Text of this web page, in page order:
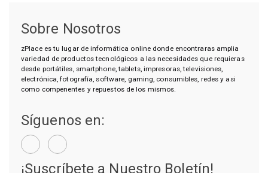
Sobre Nosotros
zPlace es tu lugar de informática online donde encontraras amplia
variedad de productos tecnológicos a las necesidades que requieras
desde portátiles, smartphone, tablets, impresoras, televisiones,
electrónica, fotografía, software, gaming, consumibles, redes y asi
como compenentes y repuestos de los mismos.
Síguenos en:
¡Suscríbete a Nuestro Boletín!